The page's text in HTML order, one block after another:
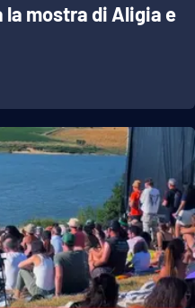
mostra di Aligia e